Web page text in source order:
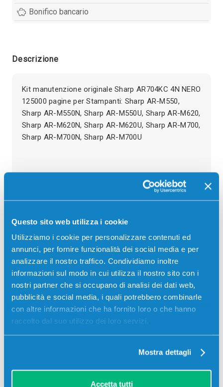
Questo sito web utilizza i cookie
Utilizziamo i cookie per personalizzare contenuti ed
annunci, per fornire funzionalità dei social media e per
analizzare il nostro traffico. Condividiamo inoltre
informazioni sul modo in cui utilizza il nostro sito con i
nostri partner che si occupano di analisi dei dati web,
pubblicità e social media, i quali potrebbero combinarle
con altre informazioni che ha fornito loro o che hanno
raccolto dal suo utilizzo dei loro servizi.
Mostra dettagli
Accetta tutti
Bonifico bancario
Descrizione
Kit manutenzione originale Sharp AR704KC 4N NERO
125000 pagine per Stampanti: Sharp AR-M550,
Sharp AR-M550N, Sharp AR-M550U, Sharp AR-M620,
Sharp AR-M620N, Sharp AR-M620U, Sharp AR-M700,
Sharp AR-M700N, Sharp AR-M700U
Stampanti compatibili